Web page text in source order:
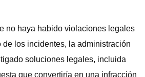
no haya habido violaciones legales
de los incidentes, la administración
soluciones legales, incluida
que convertiría en una infracción